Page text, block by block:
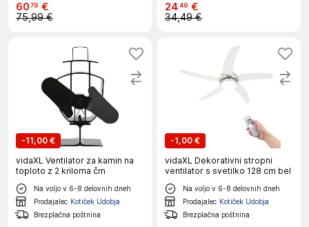
6079 €
75,99 €
2449 €
34,49 €
-11,00 €
vidaXL Ventilator za kamin na
toploto z 2 kriloma črn
Na voljo v 6-8 delovnih dneh
Prodajalec Kotiček Udobja
Brezplačna poštnina
-1,00 €
vidaXL Dekorativni stropni
ventilator s svetilko 128 cm bel
Na voljo v 6-8 delovnih dneh
Prodajalec Kotiček Udobja
Brezplačna poštnina